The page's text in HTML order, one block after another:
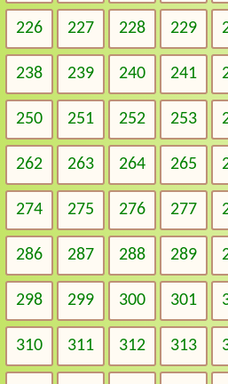
226 227 228 229
238 239 240 241
250 251 252 253
262 263 264 265
274 275 276 277
286 287 288 289
298 299 300 301
310 311 312 313